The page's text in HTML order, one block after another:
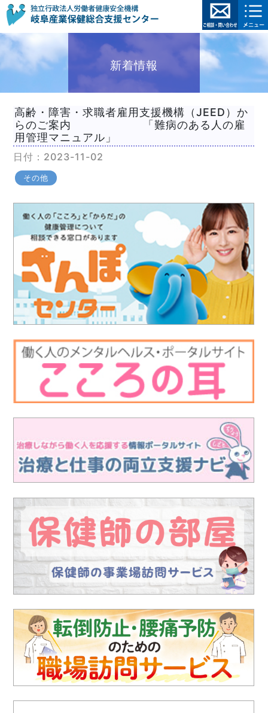
新着情報
高齢・障害・求職者雇用支援機構（JEED）か
らのご案内 「難病のある人の雇
用管理マニュアル」
日付：2023-11-02
その他